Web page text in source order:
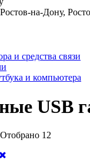
на-Дону,
и средства связи
и компьютера
USB
12